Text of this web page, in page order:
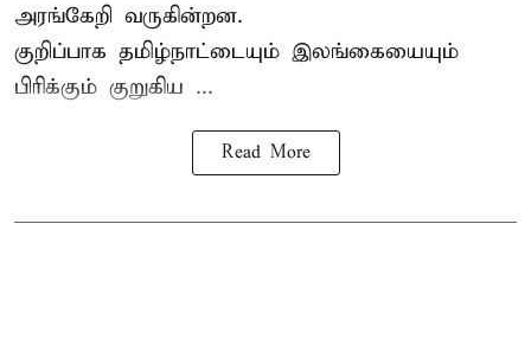
அரங்கேறி வருகின்றன.
குறிப்பாக தமிழ்நாட்டையும் இலங்கையையும்
பிரிக்கும் குறுகிய ...
Read More